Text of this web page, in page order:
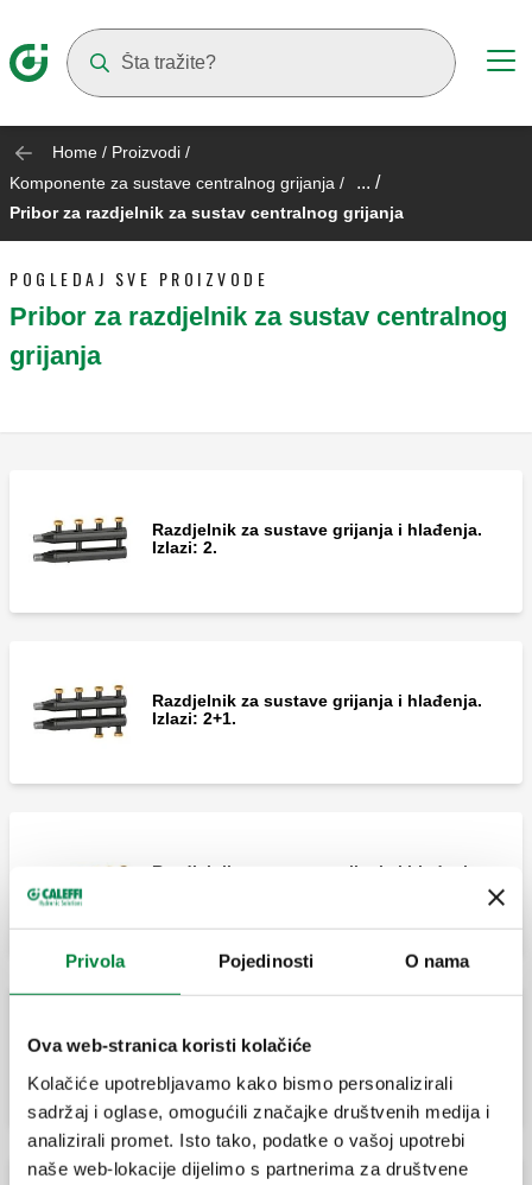
Privola Pojedinosti O nama
Ova web-stranica koristi kolačiće
Kolačiće upotrebljavamo kako bismo personalizirali
sadržaj i oglase, omogućili značajke društvenih medija i
analizirali promet. Isto tako, podatke o vašoj upotrebi
naše web-lokacije dijelimo s partnerima za društvene
Home / Proizvodi /
Komponente za sustave centralnog grijanja / ... /
Pribor za razdjelnik za sustav centralnog grijanja
POGLEDAJ SVE PROIZVODE
Pribor za razdjelnik za sustav centralnog
grijanja
Razdjelnik za sustave grijanja i hlađenja.
Izlazi: 2.
Razdjelnik za sustave grijanja i hlađenja.
Izlazi: 2+1.
Razdjelnik za sustave grijanja i hlađenja.
Razdjelnik za sustave grijanja i hlađenja.